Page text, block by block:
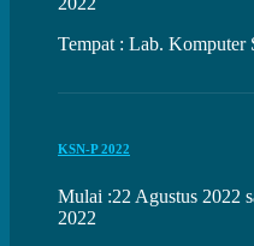
Tempat : Lab. Komputer
KSN-P 2022
Mulai :22 Agustus 2022
2022